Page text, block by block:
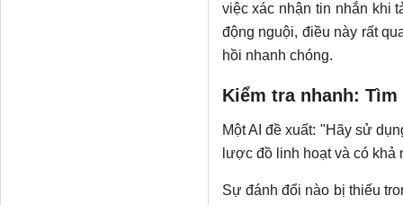
việc xác nhận tin nhắn khi
động nguội, điều này rất
hồi nhanh chóng.
Kiểm tra nhanh:
Một AI đề xuất: "Hãy sử
lược đồ linh hoạt và có khả
Sự đánh đổi nào bị thiếu